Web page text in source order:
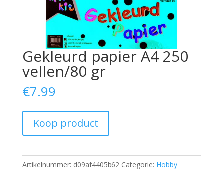
Gekleurd papier A4 250
vellen/80 gr
€7.99
Koop product
Artikelnummer: d09af4405b62 Categorie: Hobby